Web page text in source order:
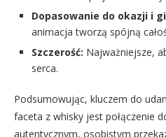
Dopasowanie do okazji i
animacja tworzą spójną
Szczerość: Najważniejsze,
serca.
Podsumowując, kluczem do
faceta z whisky jest połączenie
autentycznym, osobistym